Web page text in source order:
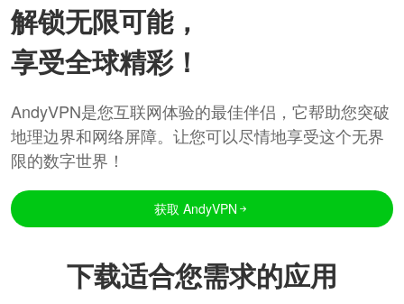
解锁无限可能，
享受全球精彩！
AndyVPN是您互联网体验的最佳伴侣，它帮助您突破
地理边界和网络屏障。让您可以尽情地享受这个无界
限的数字世界！
获取 AndyVPN
下载适合您需求的应用